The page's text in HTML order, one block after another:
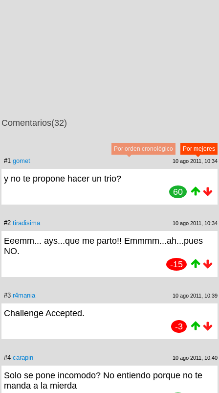
Comentarios(32)
Por mejores
Por orden cronológico
#1 gomet 10 ago 2011, 10:34
y no te propone hacer un trio?
60
#2 tiradisima 10 ago 2011, 10:34
Eeemm... ays...que me parto!! Emmmm...ah...pues
NO.
-15
#3 r4mania 10 ago 2011, 10:39
Challenge Accepted.
-3
#4 carapin 10 ago 2011, 10:40
Solo se pone incomodo? No entiendo porque no te
manda a la mierda